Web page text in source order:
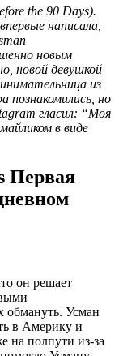
the 90 Days).
написала,
новым
новой девушкой
из
но
гласил: “Моя
в виде
Первая
он решает
обмануть. Усман
в Америку и
на полпути из-за